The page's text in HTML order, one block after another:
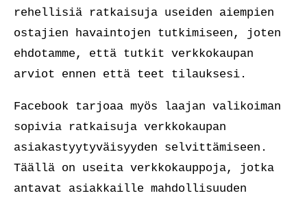
rehellisiä ratkaisuja useiden aiempien
ostajien havaintojen tutkimiseen, joten
ehdotamme, että tutkit verkkokaupan
arviot ennen että teet tilauksesi.
Facebook tarjoaa myös laajan valikoiman
sopivia ratkaisuja verkkokaupan
asiakastyytyväisyyden selvittämiseen.
Täällä on useita verkkokauppoja, jotka
antavat asiakkaille mahdollisuuden